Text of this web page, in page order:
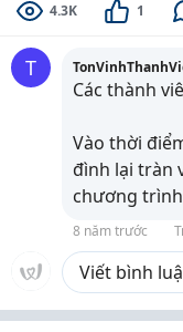
4.3K 1
T
Các thành
Vào thời
đình lại tràn
chương
8 năm trước